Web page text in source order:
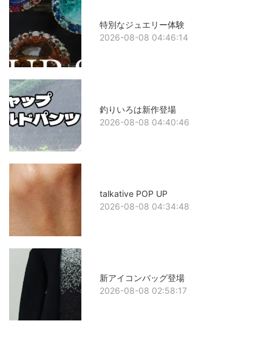
特別なジュエリー体験
2026-08-08 04:46:14
釣りいろは新作登場
2026-08-08 04:40:46
talkative POP UP
2026-08-08 04:34:48
新アイコンバッグ登場
2026-08-08 02:58:17